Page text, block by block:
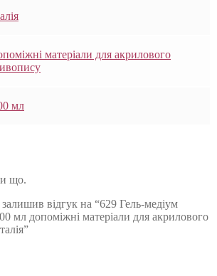
матеріали для акрилового
мл
що.
відгук на “629 Гель-медіум
мл допоміжні матеріали для акрилового